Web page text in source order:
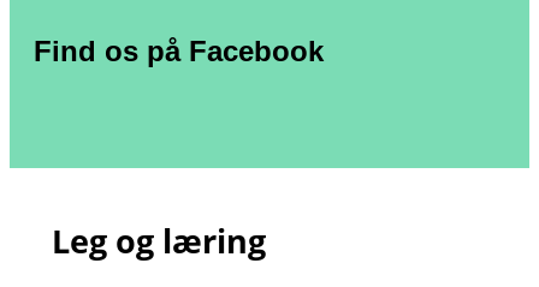
Find os på Facebook
Leg og læring